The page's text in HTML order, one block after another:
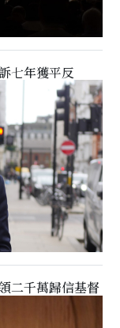
七年獲平反
二千萬歸信基督